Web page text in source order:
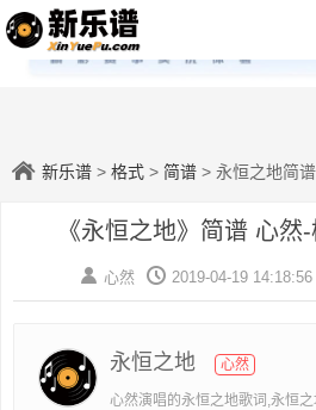
新乐谱 > 格式 > 简谱 > 永恒之地简谱
《永恒之地》简谱 心然
心然 2019-04-19 14:18:56
永恒之地 心然
心然演唱的永恒之地歌词,永恒之